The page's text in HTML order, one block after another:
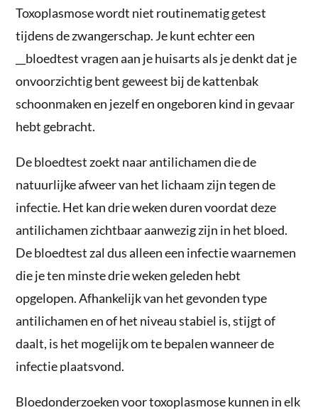
Toxoplasmose wordt niet routinematig getest
tijdens de zwangerschap. Je kunt echter een
__bloedtest vragen aan je huisarts als je denkt dat je
onvoorzichtig bent geweest bij de kattenbak
schoonmaken en jezelf en ongeboren kind in gevaar
hebt gebracht.
De bloedtest zoekt naar antilichamen die de
natuurlijke afweer van het lichaam zijn tegen de
infectie. Het kan drie weken duren voordat deze
antilichamen zichtbaar aanwezig zijn in het bloed.
De bloedtest zal dus alleen een infectie waarnemen
die je ten minste drie weken geleden hebt
opgelopen. Afhankelijk van het gevonden type
antilichamen en of het niveau stabiel is, stijgt of
daalt, is het mogelijk om te bepalen wanneer de
infectie plaatsvond.
Bloedonderzoeken voor toxoplasmose kunnen in elk